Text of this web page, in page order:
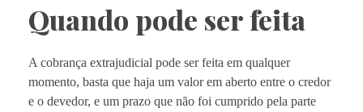
Quando pode ser feita
A cobrança extrajudicial pode ser feita em qualquer
momento, basta que haja um valor em aberto entre o credor
e o devedor, e um prazo que não foi cumprido pela parte